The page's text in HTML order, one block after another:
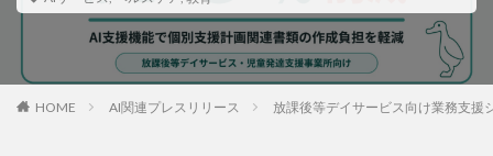
HOME AI関連プレスリリース 放課後等デイサービス向け業務支援